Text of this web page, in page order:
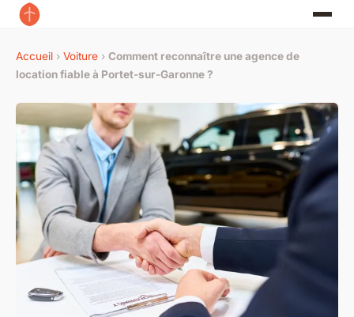
Accueil › Voiture › Comment reconnaître une agence de
location fiable à Portet-sur-Garonne ?